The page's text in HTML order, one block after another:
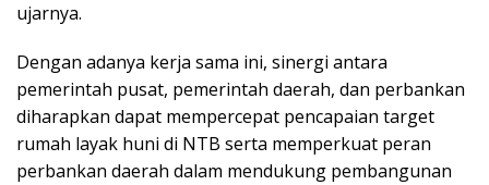
ujarnya.
Dengan adanya kerja sama ini, sinergi antara
pemerintah pusat, pemerintah daerah, dan perbankan
diharapkan dapat mempercepat pencapaian target
rumah layak huni di NTB serta memperkuat peran
perbankan daerah dalam mendukung pembangunan